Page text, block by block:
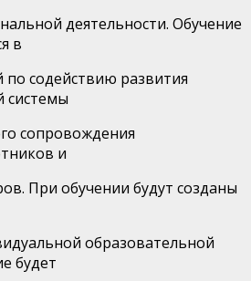
деятельности. Обучение
в
содействию развития
системы
сопровождения
и
При обучении будут созданы
образовательной
будет